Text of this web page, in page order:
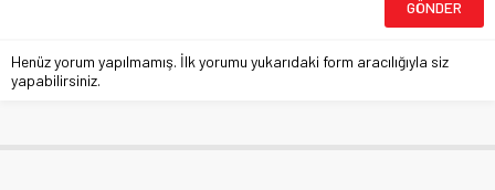
Henüz yorum yapılmamış. İlk yorumu yukarıdaki form aracılığıyla siz
yapabilirsiniz.